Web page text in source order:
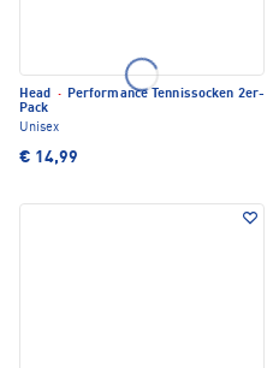
Head · Performance Tennissocken 2er-
Pack
Unisex
€ 14,99